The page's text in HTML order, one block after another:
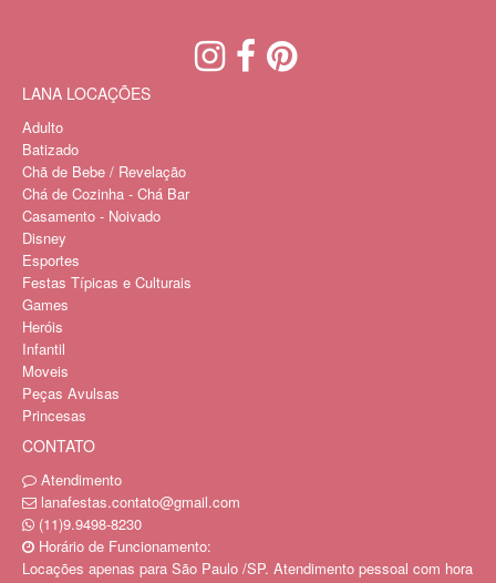
LANA LOCAÇÕES
Adulto
Batizado
Chã de Bebe / Revelação
Chá de Cozinha - Chá Bar
Casamento - Noivado
Disney
Esportes
Festas Típicas e Culturais
Games
Heróis
Infantil
Moveis
Peças Avulsas
Princesas
CONTATO
Atendimento
lanafestas.contato@gmail.com
(11)9.9498-8230
Horário de Funcionamento:
Locações apenas para São Paulo /SP. Atendimento pessoal com hora